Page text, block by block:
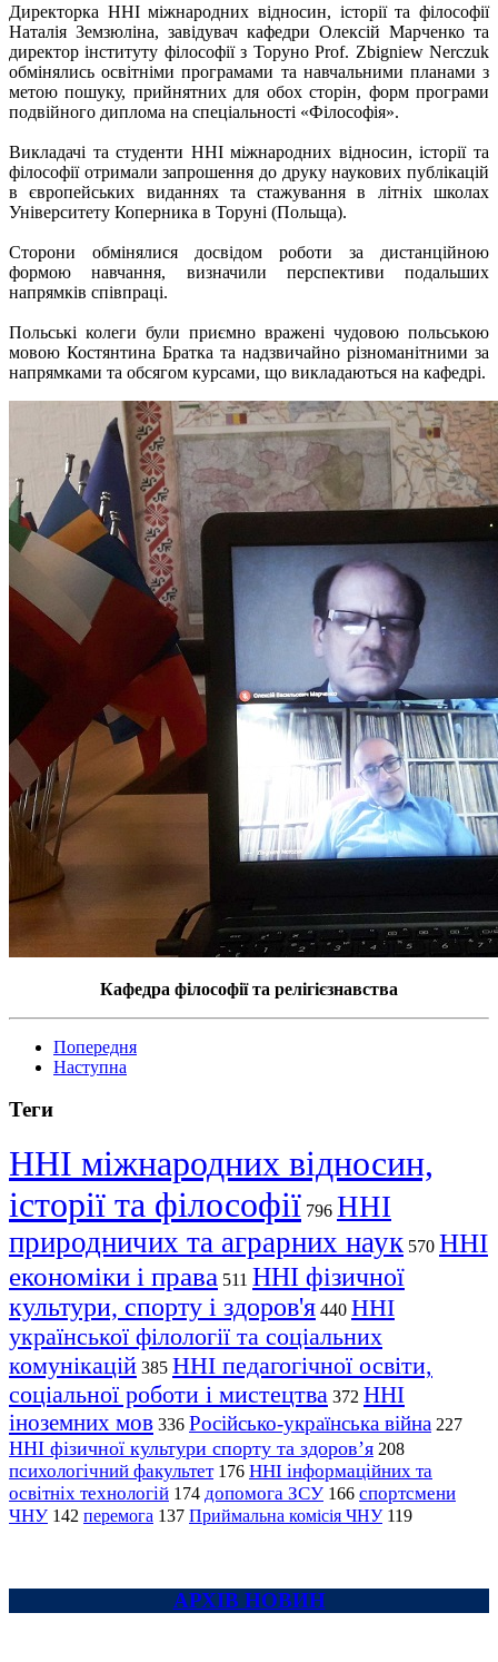
Директорка ННІ міжнародних відносин, історії та філософії
Наталія Земзюліна, завідувач кафедри Олексій Марченко та
директор інституту філософії з Торуно Prof. Zbigniew Nerczuk
обмінялись освітніми програмами та навчальними планами з
метою пошуку, прийнятних для обох сторін, форм програми
подвійного диплома на спеціальності «Філософія».
Викладачі та студенти ННІ міжнародних відносин, історії та
філософії отримали запрошення до друку наукових публікацій
в європейських виданнях та стажування в літніх школах
Університету Коперника в Торуні (Польща).
Сторони обмінялися досвідом роботи за дистанційною
формою навчання, визначили перспективи подальших
напрямків співпраці.
Польські колеги були приємно вражені чудовою польською
мовою Костянтина Братка та надзвичайно різноманітними за
напрямками та обсягом курсами, що викладаються на кафедрі.
Кафедра філософії та релігієзнавства
Попередня
Наступна
Теги
ННІ міжнародних відносин,
історії та філософії 796 ННІ
природничих та аграрних наук 570 ННІ
економіки і права 511 ННІ фізичної
культури, спорту і здоров'я 440 ННІ
української філології та соціальних
комунікацій 385 ННІ педагогічної освіти,
соціальної роботи і мистецтва 372 ННІ
іноземних мов 336 Російсько-українська війна 227
ННІ фізичної культури спорту та здоров’я 208
психологічний факультет 176 ННІ інформаційних та
освітніх технологій 174 допомога ЗСУ 166 спортсмени
ЧНУ 142 перемога 137 Приймальна комісія ЧНУ 119
АРХІВ НОВИН